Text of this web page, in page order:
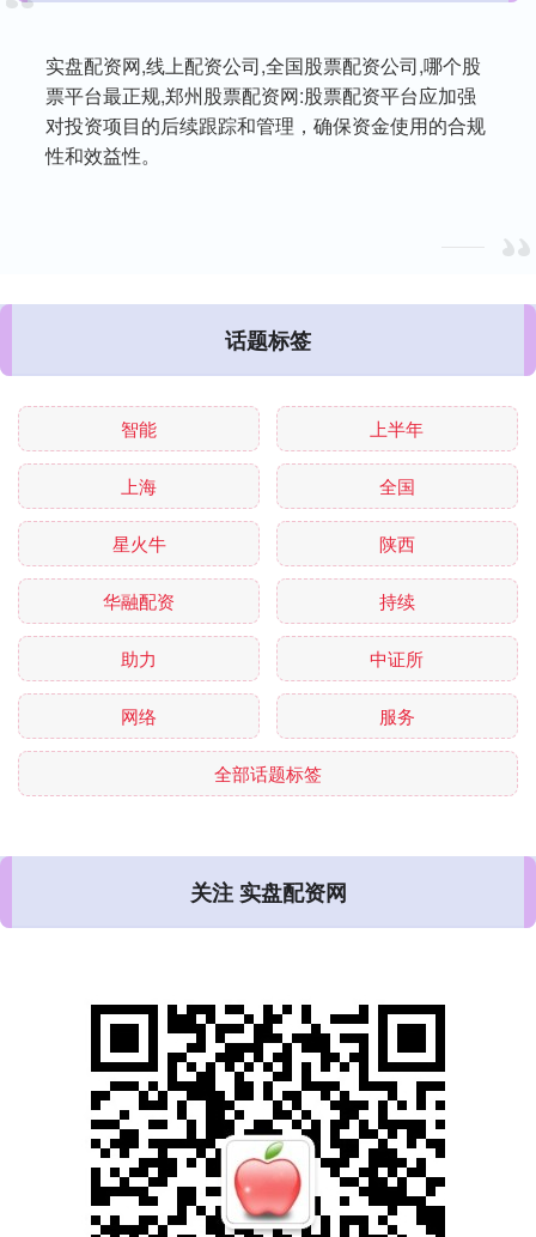
实盘配资网,线上配资公司,全国股票配资公司,哪个股
票平台最正规,郑州股票配资网:股票配资平台应加强
对投资项目的后续跟踪和管理，确保资金使用的合规
性和效益性。
话题标签
智能 上半年
上海 全国
星火牛 陕西
华融配资 持续
助力 中证所
网络 服务
全部话题标签
关注 实盘配资网